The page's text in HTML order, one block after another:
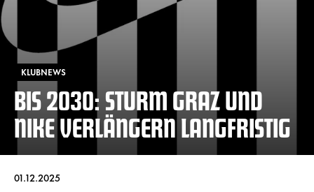
KLUBNEWS
BIS 2030: STURM GRAZ UND
NIKE VERLÄNGERN LANGFRISTIG
01.12.2025